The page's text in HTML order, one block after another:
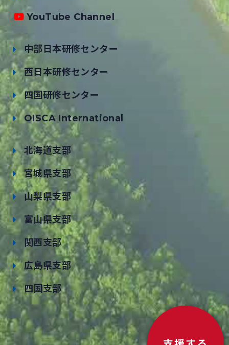
YouTube Channel
中部日本研修センター
西日本研修センター
四国研修センター
OISCA International
北海道支部
宮城県支部
山梨県支部
富山県支部
関西支部
広島県支部
四国支部